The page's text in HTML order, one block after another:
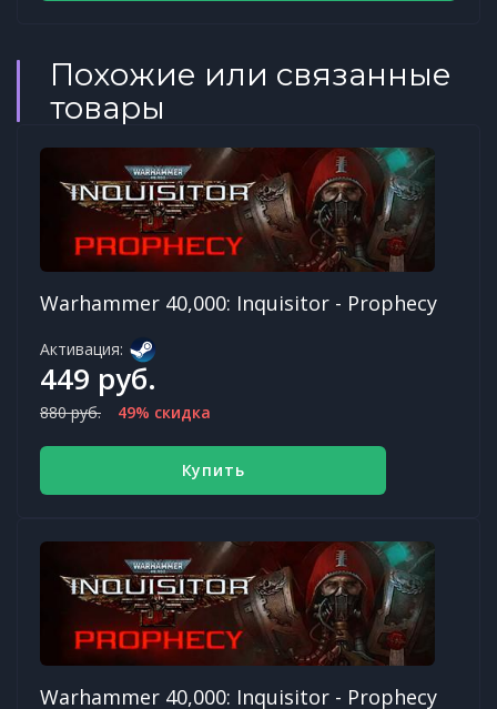
Похожие или связанные
товары
Warhammer 40,000: Inquisitor - Prophecy
Активация:
449 руб.
880 руб. 49% скидка
Купить
Warhammer 40,000: Inquisitor - Prophecy